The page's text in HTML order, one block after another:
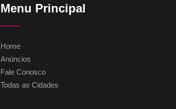
Menu Principal
Home
Anúncios
Fale Conosco
Todas as Cidades